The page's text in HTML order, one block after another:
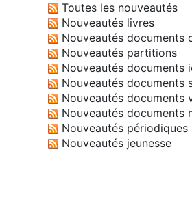
Toutes les nouveautés
Nouveautés livres
Nouveautés documents
Nouveautés partitions
Nouveautés documents
Nouveautés documents
Nouveautés documents
Nouveautés documents
Nouveautés périodiques
Nouveautés jeunesse